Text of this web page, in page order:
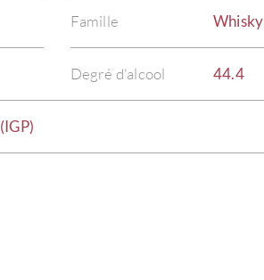
Famille Whisky
Degré d'alcool 44.4